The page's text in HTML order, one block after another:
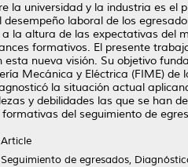
la universidad y la industria es el
laboral de los
la altura de las expectativas del
formativos. El presente
esta nueva visión. Su objetivo
Mecánica y Eléctrica (FIME)
la situación actual
y debilidades las que se han
del seguimiento de
Article
Seguimiento de egresados,